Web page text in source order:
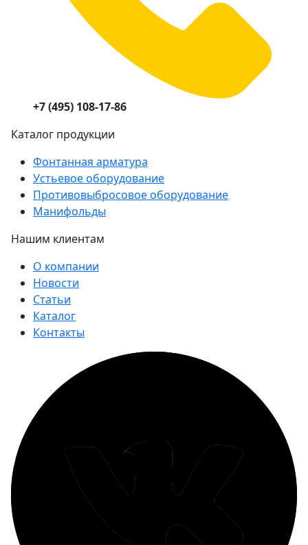
+7 (495) 108-17-86
Каталог продукции
Фонтанная арматура
Устьевое оборудование
Противовыбросовое оборудование
Манифольды
Нашим клиентам
О компании
Новости
Статьи
Каталог
Контакты